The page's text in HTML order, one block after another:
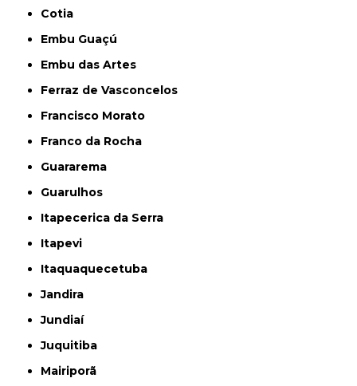
Cotia
Embu Guaçú
Embu das Artes
Ferraz de Vasconcelos
Francisco Morato
Franco da Rocha
Guararema
Guarulhos
Itapecerica da Serra
Itapevi
Itaquaquecetuba
Jandira
Jundiaí
Juquitiba
Mairiporã